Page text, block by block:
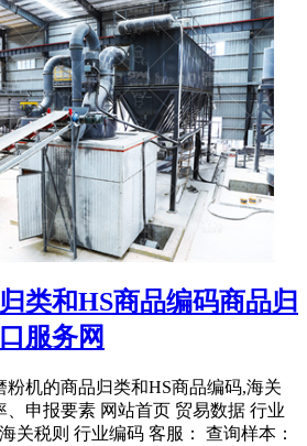
类和HS商品编码商品归
服务网
粉机的商品归类和HS商品编码,海关
、申报要素 网站首页 贸易数据 行业
关税则 行业编码 客服： 查询样本：